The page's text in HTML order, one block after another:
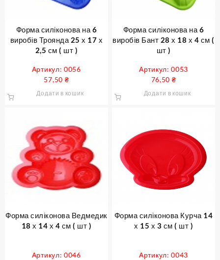
Форма силіконова на 6
виробів Троянда 25 х 17 х
2,5 см ( шт )
Артикул: 0056
57,50 ₴
Додати в кошик
Форма силіконова на 6
виробів Бант 28 х 18 х 4 см (
шт )
Артикул: 0053
76,50 ₴
Додати в кошик
Форма силіконова Ведмедик
18 х 14 х 4 см ( шт )
Артикул: 0046
Форма силіконова Курча 14
х 15 х 3 см ( шт )
Артикул: 0043